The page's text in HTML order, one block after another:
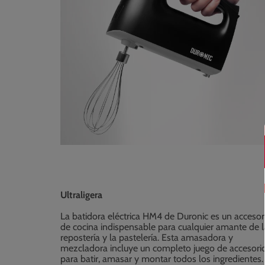
Ultraligera
La batidora eléctrica HM4 de Duronic es un
de cocina indispensable para cualquier amante de la
repostería y la pastelería. Esta amasadora y
mezcladora incluye un completo juego de accesorios
para batir, amasar y montar todos los ingredientes.